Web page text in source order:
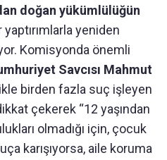
doğan yükümlülüğün
yeniden
Komisyonda önemli
Savcısı Mahmut
birden fazla suç işleyen
çekerek “12 yaşından
olmadığı için, çocuk
karışıyorsa, aile koruma